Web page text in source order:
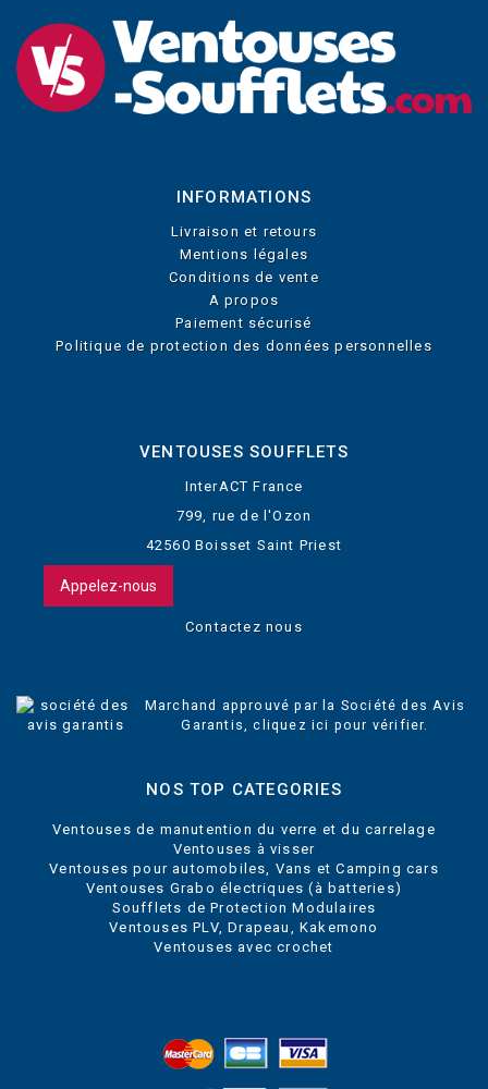
INFORMATIONS
Livraison et retours
Mentions légales
Conditions de vente
A propos
Paiement sécurisé
Politique de protection des données personnelles
VENTOUSES SOUFFLETS
InterACT France
799, rue de l'Ozon
42560 Boisset Saint Priest
Appelez-nous
Contactez nous
Marchand approuvé par la Société des Avis
Garantis,cliquez ici pour vérifier
NOS TOP CATEGORIES
Ventouses de manutention du verre et du carrelage
Ventouses à visser
Ventouses pour automobiles, Vans et Camping cars
Ventouses Grabo électriques (à batteries)
Soufflets de Protection Modulaires
Ventouses PLV, Drapeau, Kakemono
Ventouses avec crochet